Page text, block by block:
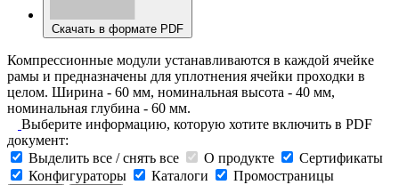
Скачать в формате PDF
Компрессионные модули устанавливаются в каждой ячейке
рамы и предназначены для уплотнения ячейки проходки в
целом. Ширина - 60 мм, номинальная высота - 40 мм,
номинальная глубина - 60 мм.
Выберите информацию, которую хотите включить в PDF
документ:
Выделить все / снять все
О продукте
Сертификаты
Конфигураторы
Каталоги Промостраницы